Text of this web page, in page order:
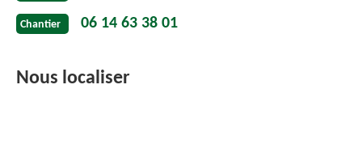
Chantier 06 14 63 38 01
Nous localiser